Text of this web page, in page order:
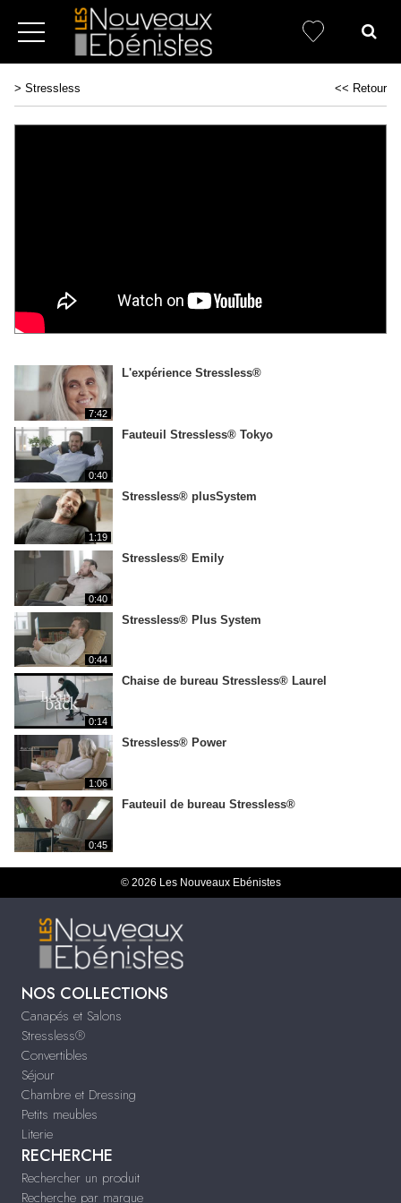
> Stressless << Retour
7:42
L'expérience Stressless®
0:40
Fauteuil Stressless® Tokyo
1:19
Stressless® plusSystem
0:40
Stressless® Emily
0:44
Stressless® Plus System
0:14
Chaise de bureau Stressless® Laurel
1:06
Stressless® Power
0:45
Fauteuil de bureau Stressless®
© 2026 Les Nouveaux Ebénistes
NOS COLLECTIONS
Canapés et Salons
Stressless®
Convertibles
Séjour
Chambre et Dressing
Petits meubles
Literie
RECHERCHE
Rechercher un produit
Recherche par marque